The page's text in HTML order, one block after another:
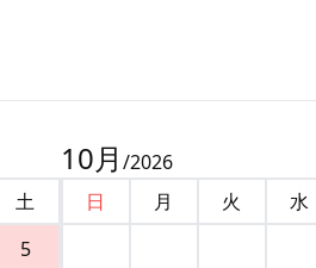
土
5
10月 /2026
日
月 火 水